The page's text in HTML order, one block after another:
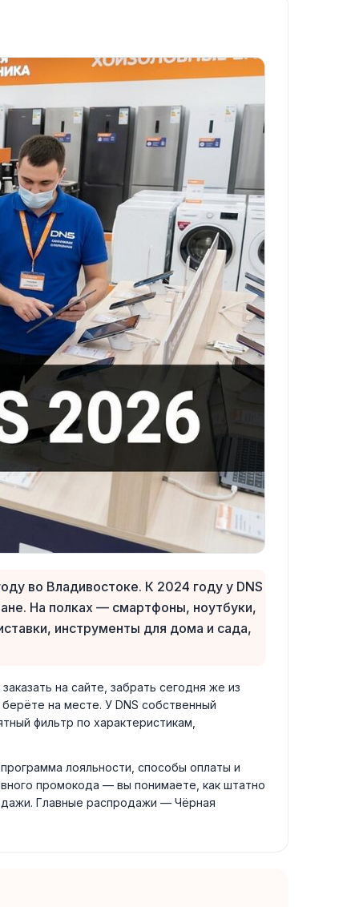
во Владивостоке. К 2024 году у DNS
На полках — смартфоны, ноутбуки,
инструменты для дома и сада,
на сайте, забрать сегодня же из
на месте. У DNS собственный
фильтр по характеристикам,
лояльности, способы оплаты и
промокода — вы понимаете, как штатно
Главные распродажи — Чёрная